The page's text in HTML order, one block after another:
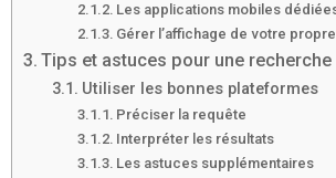
Les applications mobiles
Gérer l’affichage de votre
Tips et astuces pour une
Utiliser les bonnes plateformes
Préciser la requête
Interpréter les résultats
Les astuces supplémentaires